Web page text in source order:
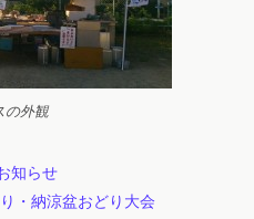
の外観
知らせ
・納涼盆おどり大会